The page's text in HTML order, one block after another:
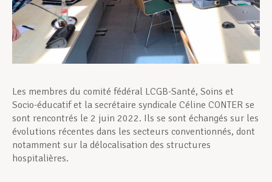
Actualités
Les membres du comité fédéral LCGB-Santé, Soins et
Socio-éducatif et la secrétaire syndicale Céline CONTER se
sont rencontrés le 2 juin 2022. Ils se sont échangés sur les
évolutions récentes dans les secteurs conventionnés, dont
notamment sur la délocalisation des structures
hospitalières.